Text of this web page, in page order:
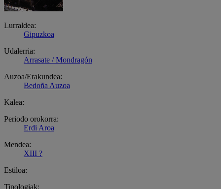
Lurraldea:
Gipuzkoa
Udalerria:
Arrasate / Mondragón
Auzoa/Erakundea:
Bedoña Auzoa
Kalea:
Periodo orokorra:
Erdi Aroa
Mendea:
XIII ?
Estiloa:
Tipologiak: